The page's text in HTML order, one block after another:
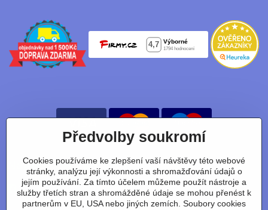
Nájdete nás taky na:
Facebook Instagram Youtube Tiktok
Předvolby soukromí
Cookies používáme ke zlepšení vaší návštěvy této webové
stránky, analýzu její výkonnosti a shromažďování údajů o
jejím používání. Za tímto účelem můžeme použít nástroje a
služby třetích stran a shromážděné údaje se mohou přenést k
partnerům v EU, USA nebo jiných zemích. Soubory cookies